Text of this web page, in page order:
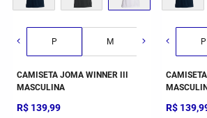
P M G
CAMISETA JOMA WINNER III
MASCULINA
R$ 139,99
P
R$ 139,